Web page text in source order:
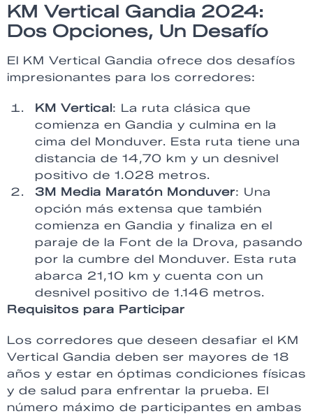
KM Vertical Gandia 2024:
Dos Opciones, Un Desafío
El KM Vertical Gandia ofrece dos desafíos
impresionantes para los corredores:
KM Vertical: La ruta clásica que
comienza en Gandia y culmina en la
cima del Monduver. Esta ruta tiene una
distancia de 14,70 km y un desnivel
positivo de 1.028 metros.
3M Media Maratón Monduver: Una
opción más extensa que también
comienza en Gandia y finaliza en el
paraje de la Font de la Drova, pasando
por la cumbre del Monduver. Esta ruta
abarca 21,10 km y cuenta con un
desnivel positivo de 1.146 metros.
Requisitos para Participar
Los corredores que deseen desafiar el KM
Vertical Gandia deben ser mayores de 18
años y estar en óptimas condiciones físicas
y de salud para enfrentar la prueba. El
número máximo de participantes en ambas